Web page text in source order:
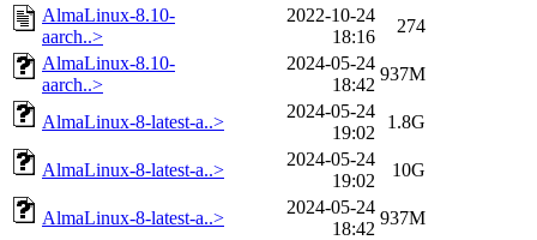
AlmaLinux-8.10-
aarch..>
2022-10-24
18:16
274
AlmaLinux-8.10-
aarch..>
2024-05-24
18:42
937M
AlmaLinux-8-latest-a..>
2024-05-24
19:02
1.8G
AlmaLinux-8-latest-a..>
2024-05-24
19:02
10G
AlmaLinux-8-latest-a..>
2024-05-24
18:42
937M